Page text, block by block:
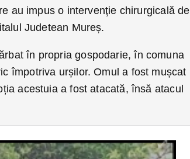
au impus o intervenţie chirurgicală de
Judetean Mureș.
în propria gospodarie, în comuna
împotriva urșilor. Omul a fost mușcat
acestuia a fost atacată, însă atacul